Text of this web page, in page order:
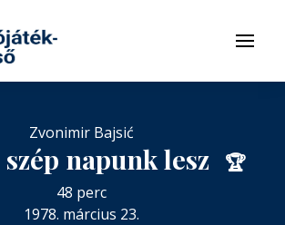
Menü
Zvonimir Bajsić
napunk lesz 🏆
48 perc
1978. március 23.